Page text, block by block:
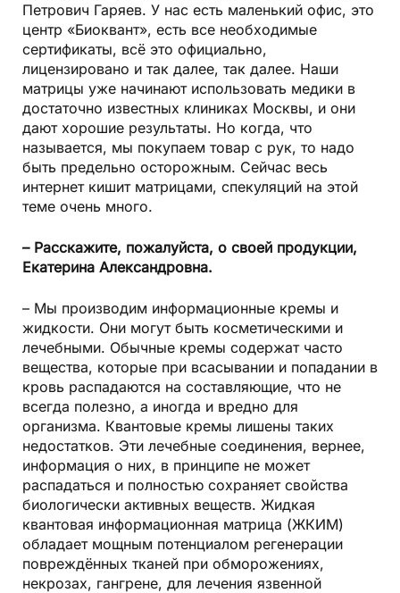
Петрович Гаряев. У нас есть маленький офис, это
центр «Биоквант», есть все необходимые
сертификаты, всё это официально,
лицензировано и так далее, так далее. Наши
матрицы уже начинают использовать медики в
достаточно известных клиниках Москвы, и они
дают хорошие результаты. Но когда, что
называется, мы покупаем товар с рук, то надо
быть предельно осторожным. Сейчас весь
интернет кишит матрицами, спекуляций на этой
теме очень много.
– Расскажите, пожалуйста, о своей продукции,
Екатерина Александровна.
– Мы производим информационные кремы и
жидкости. Они могут быть косметическими и
лечебными. Обычные кремы содержат часто
вещества, которые при всасывании и попадании в
кровь распадаются на составляющие, что не
всегда полезно, а иногда и вредно для
организма. Квантовые кремы лишены таких
недостатков. Эти лечебные соединения, вернее,
информация о них, в принципе не может
распадаться и полностью сохраняет свойства
биологически активных веществ. Жидкая
квантовая информационная матрица (ЖКИМ)
обладает мощным потенциалом регенерации
повреждённых тканей при обморожениях,
некрозах, гангрене, для лечения язвенной